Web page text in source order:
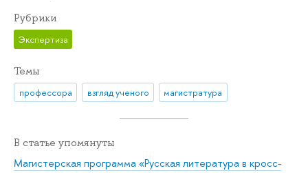
Рубрики
Экспертиза
Темы
профессора взгляд ученого магистратура
В статье упомянуты
Магистерская программа «Русская литература в кросс-